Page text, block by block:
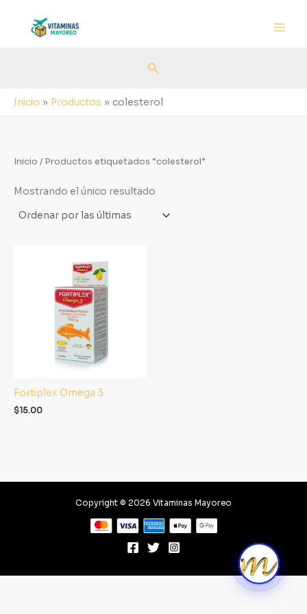
contenido
Buscar
Inicio Productos colesterol
Inicio / Productos etiquetados “colesterol”
Mostrando el único resultado
Fortiplex Omega 3
$15.00
Copyright © 2026 Vitaminas Mayoreo